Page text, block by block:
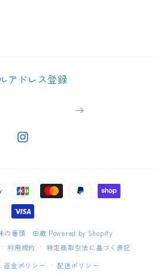
アドレス登録
https://www.instagram.com/
の番頭 田蔵 Powered by Shopify
利用規約
特定商取引法に基づく表記
返金ポリシー 配送ポリシー